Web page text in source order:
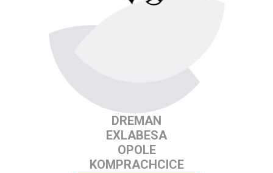
DREMAN
EXLABESA
OPOLE
KOMPRACHCICE